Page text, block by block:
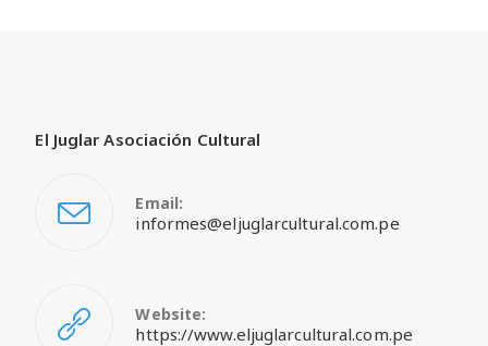
El Juglar Asociación Cultural
Email:
informes@eljuglarcultural.com.pe
Website:
https://www.eljuglarcultural.com.pe